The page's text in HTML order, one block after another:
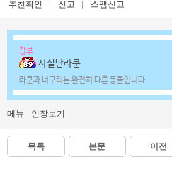
추천확인 신고 스팸신고
갑부
사실난라쿤
라쿤과 너구리는 완전히 다른 동물입니다
메뉴 인장보기
목록 본문 이전